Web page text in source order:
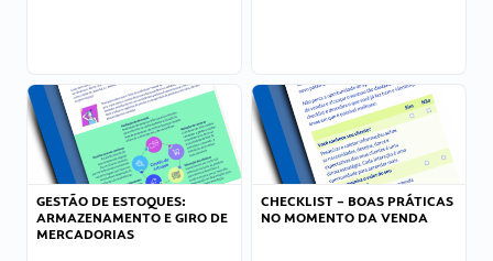
GESTÃO DE ESTOQUES:
ARMAZENAMENTO E GIRO DE
MERCADORIAS
CHECKLIST – BOAS PRÁTICAS
NO MOMENTO DA VENDA